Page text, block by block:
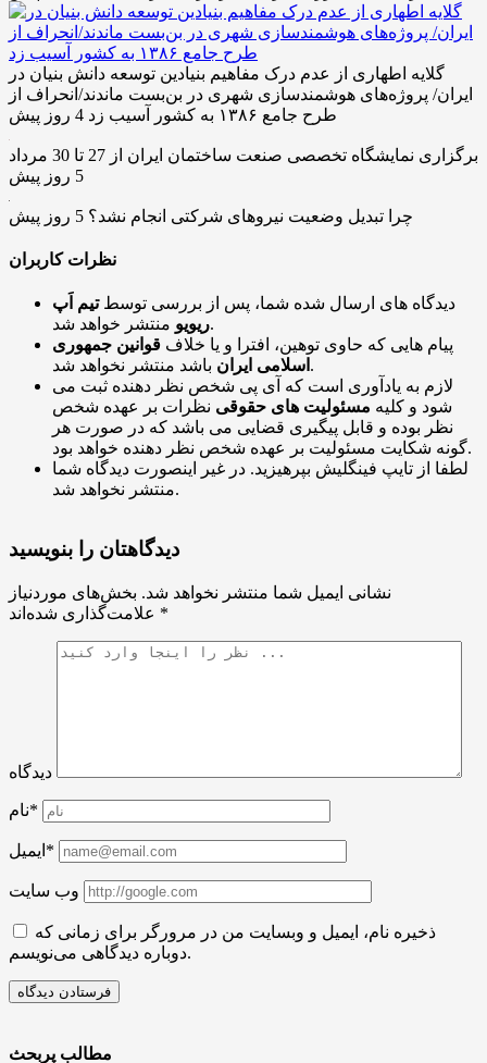
گلایه اطهاری از عدم درک مفاهیم بنیادین توسعه دانش بنیان در
ایران/ پروژه‌های هوشمندسازی شهری در بن‌بست ماندند/انحراف از
طرح جامع ۱۳۸۶ به کشور آسیب زد
4 روز پیش
برگزاری نمایشگاه تخصصی صنعت ساختمان ایران از 27 تا 30 مرداد
5 روز پیش
چرا تبدیل وضعیت نیروهای شرکتی انجام نشد؟ 5 روز پیش
نظرات کاربران
دیدگاه های ارسال شده شما، پس از بررسی توسطتیم اَپ
ریویومنتشر خواهد شد.
پیام هایی که حاوی توهین، افترا و یا خلاف قوانین جمهوری
اسلامی ایران باشد منتشر نخواهد شد.
لازم به یادآوری است که آی پی شخص نظر دهنده ثبت می
شود و کلیه مسئولیت های حقوقی نظرات بر عهده شخص
نظر بوده و قابل پیگیری قضایی می باشد که در صورت هر
گونه شکایت مسئولیت بر عهده شخص نظر دهنده خواهد بود.
لطفا از تایپ فینگلیش بپرهیزید. در غیر اینصورت دیدگاه شما
منتشر نخواهد شد.
دیدگاهتان را بنویسید
نشانی ایمیل شما منتشر نخواهد شد. بخش‌های موردنیاز
*
دیدگاه
نام*
ایمیل*
وب سایت
ذخیره نام، ایمیل و وبسایت من در مرورگر برای زمانی که
دوباره دیدگاهی می‌نویسم.
مطالب پربحث